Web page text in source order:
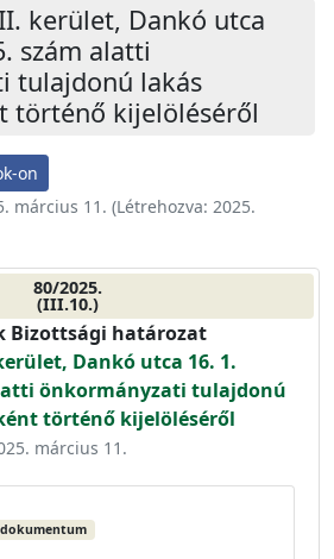
kerület, Dankó utca
szám alatti
tulajdonú lakás
történő kijelöléséről
on
március 11. (Létrehozva: 2025.
80/2025.
(III.10.)
Bizottsági határozat
Dankó utca 16. 1.
önkormányzati tulajdonú
történő kijelöléséről
március 11.
dokumentum